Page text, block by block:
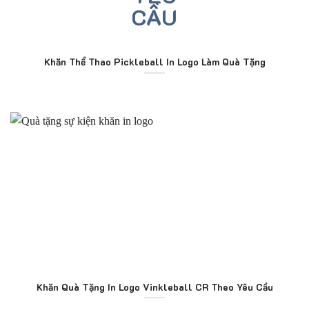
Khăn Thể Thao Pickleball In Logo Làm Quà Tặng
Khăn Quà Tặng In Logo Vinkleball CR Theo Yêu Cầu